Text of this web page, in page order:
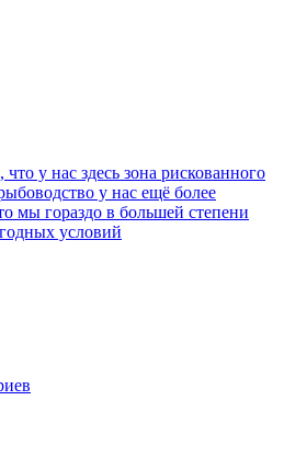
у нас здесь зона рискованного
у нас ещё более
мы гораздо в большей степени
условий